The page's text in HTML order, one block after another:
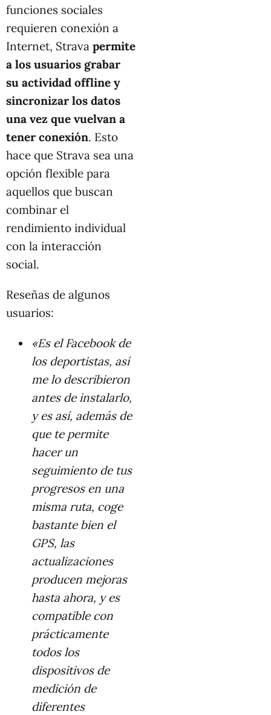
funciones sociales
requieren conexión a
Internet, Strava permite
a los usuarios grabar
su actividad offline y
sincronizar los datos
una vez que vuelvan a
tener conexión. Esto
hace que Strava sea una
opción flexible para
aquellos que buscan
combinar el
rendimiento individual
con la interacción
social.
Reseñas de algunos
usuarios:
«Es el Facebook de
los deportistas, así
me lo describieron
antes de instalarlo,
y es así, además de
que te permite
hacer un
seguimiento de tus
progresos en una
misma ruta, coge
bastante bien el
GPS, las
actualizaciones
producen mejoras
hasta ahora, y es
compatible con
prácticamente
todos los
dispositivos de
medición de
diferentes